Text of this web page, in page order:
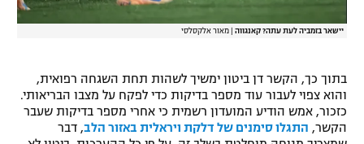
יישאר בזמביה לעת עתה? קאנגווה מאור אלקסלסי
בתוך כך, הקשר דן ביטון ימשיך לשהות תחת השגחה רפואית,
והוא צפוי לעבור עוד מספר בדיקות כדי לפקח על מצבו הבריאותי.
כזכור, אמש הודיע המועדון רשמית כי אחרי מספר בדיקות שעבר
הקשר, התגלו סימנים של דלקת ויראלית באזור הלב, דבר